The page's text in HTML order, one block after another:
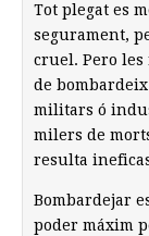
Tot plegat es
segurament,
cruel. Pero
de
militars ó
milers de
resulta
Bombardejar
poder máxim